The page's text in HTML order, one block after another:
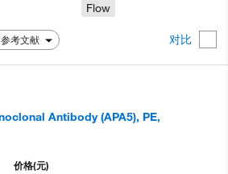
考文献 对比
Flow
Antibody (APA5), PE,
价格(元)